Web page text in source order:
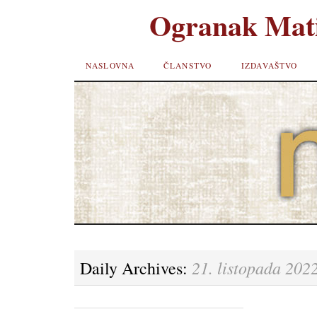
Ogranak
SKIP TO
CONTENT
NASLOVNA ČLANSTVO IZDAVAŠTVO
Daily Archives: 21. listopada